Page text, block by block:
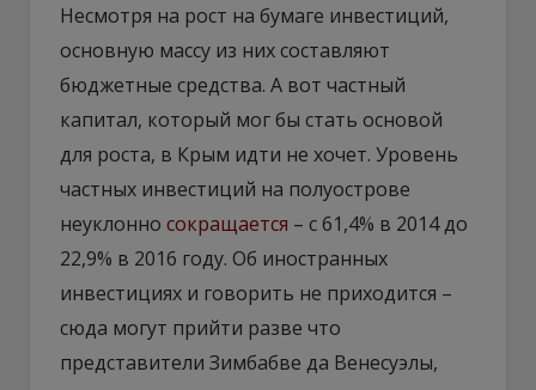
Несмотря на рост на бумаге инвестиций,
основную массу из них составляют
бюджетные средства. А вот частный
капитал, который мог бы стать основой
для роста, в Крым идти не хочет. Уровень
частных инвестиций на полуострове
неуклонно сокращается – с 61,4% в 2014 до
22,9% в 2016 году. Об иностранных
инвестициях и говорить не приходится –
сюда могут прийти разве что
представители Зимбабве да Венесуэлы,